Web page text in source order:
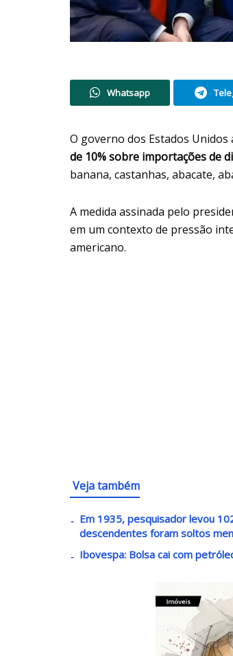
Whatsapp
O governo dos Estados
de 10% sobre importações de
banana, castanhas, abacate,
A medida assinada pelo
em um contexto de pressão
americano.
Veja também
Em 1935, pesquisador levou
descendentes foram soltos
Ibovespa: Bolsa cai com